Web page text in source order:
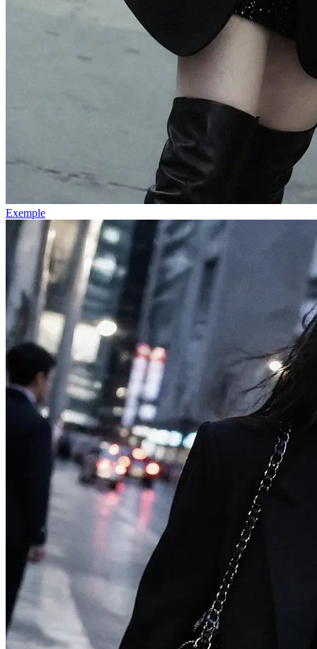
Exemple